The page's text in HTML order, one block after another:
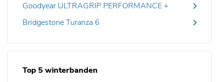
Goodyear ULTRAGRIP PERFORMANCE +
Bridgestone Turanza 6
Top 5 winterbanden